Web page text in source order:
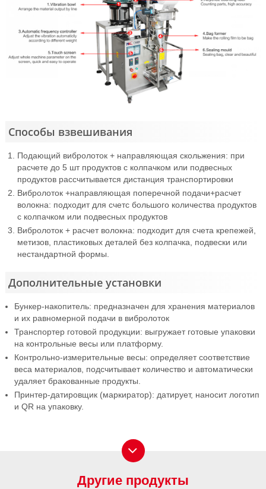
Способы взвешивания
Подающий вибролоток + направляющая скольжения: при
расчете до 5 шт продуктов с колпачком или подвесных
продуктов рассчитывается дистанция транспортировки
Вибролоток +направляющая поперечной подачи+расчет
волокна: подходит для счетс большого количества продуктов
с колпачком или подвесных продуктов
Вибролоток + расчет волокна: подходит для счета крепежей,
метизов, пластиковых деталей без колпачка, подвески или
нестандартной формы.
Дополнительные установки
Бункер-накопитель: предназначен для хранения материалов
и их равномерной подачи в вибролоток
Транспортер готовой продукции: выгружает готовые упаковки
на контрольные весы или платформу.
Контрольно-измерительные весы: определяет соответствие
веса материалов, подсчитывает количество и автоматически
удаляет бракованные продукты.
Принтер-датировщик (маркиратор): датирует, наносит логотип
и QR на упаковку.
Другие продукты